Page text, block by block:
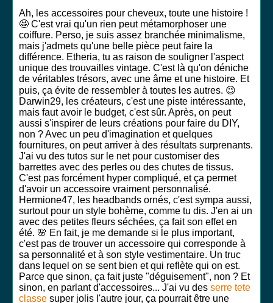
Ah, les accessoires pour cheveux, toute une histoire !
🤩 C'est vrai qu'un rien peut métamorphoser une
coiffure. Perso, je suis assez branchée minimalisme,
mais j'admets qu'une belle pièce peut faire la
différence. Etheria, tu as raison de souligner l'aspect
unique des trouvailles vintage. C'est là qu'on déniche
de véritables trésors, avec une âme et une histoire. Et
puis, ça évite de ressembler à toutes les autres. 😉
Darwin29, les créateurs, c'est une piste intéressante,
mais faut avoir le budget, c'est sûr. Après, on peut
aussi s'inspirer de leurs créations pour faire du DIY,
non ? Avec un peu d'imagination et quelques
fournitures, on peut arriver à des résultats surprenants.
J'ai vu des tutos sur le net pour customiser des
barrettes avec des perles ou des chutes de tissus.
C'est pas forcément hyper compliqué, et ça permet
d'avoir un accessoire vraiment personnalisé.
Hermione47, les headbands ornés, c'est sympa aussi,
surtout pour un style bohème, comme tu dis. J'en ai un
avec des petites fleurs séchées, ça fait son effet en
été. 🌸 En fait, je me demande si le plus important,
c'est pas de trouver un accessoire qui corresponde à
sa personnalité et à son style vestimentaire. Un truc
dans lequel on se sent bien et qui reflète qui on est.
Parce que sinon, ça fait juste "déguisement", non ? Et
sinon, en parlant d'accessoires... J'ai vu des serre tete
classe super jolis l'autre jour, ça pourrait être une